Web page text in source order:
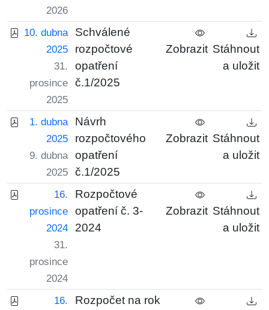
2026
10. dubna
2025
31.
prosince
2025
Schválené
rozpočtové
opatření
č.1/2025
Zobrazit Stáhnout
a uložit
1. dubna
2025
9. dubna
2025
Návrh
rozpočtového
opatření
č.1/2025
Zobrazit Stáhnout
a uložit
16.
prosince
2024
31.
prosince
2024
Rozpočtové
opatření č. 3-
2024
Zobrazit Stáhnout
a uložit
16.
Rozpočet na rok